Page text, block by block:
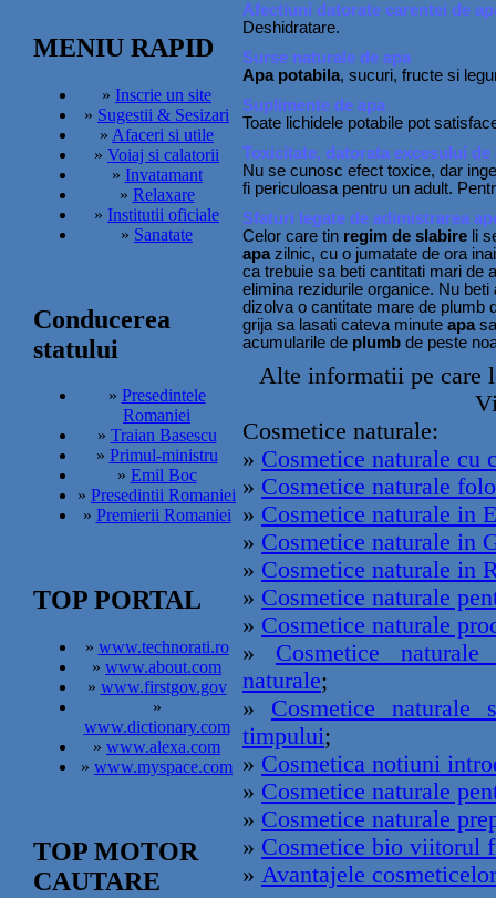
MENIU RAPID
» Inscrie un site
» Sugestii & Sesizari
» Afaceri si utile
» Voiaj si calatorii
» Invatamant
» Relaxare
» Institutii oficiale
» Sanatate
Conducerea
statului
» Presedintele
Romaniei
» Traian Basescu
» Primul-ministru
» Emil Boc
» Presedintii Romaniei
» Premierii Romaniei
TOP PORTAL
» www.technorati.ro
» www.about.com
» www.firstgov.gov
»
www.dictionary.com
» www.alexa.com
» www.myspace.com
TOP MOTOR
CAUTARE
Afectiuni datorate carentei de
Deshidratare.
Surse naturale de apa
Apa potabila, sucuri, fructe si
Suplimente de apa
Toate lichidele potabile pot
Toxicitate, datorata excesului de
Nu se cunosc efect toxice, dar
fi periculoasa pentru un adult.
Sfaturi legate de adimistrarea
Celor care tin regim de slabire li
apazilnic, cu o jumatate de ora
ca trebuie sa beti cantitati mari de
elimina rezidurile organice. Nu beti
dizolva o cantitate mare de plumb
grija sa lasati cateva minute apasa
acumularile de plumb de peste
Alte informatii pe care
Cosmetice naturale:
» Cosmetice naturale cu
» Cosmetice naturale
» Cosmetice naturale in
» Cosmetice naturale in
» Cosmetice naturale in
» Cosmetice naturale
» Cosmetice naturale
» Cosmetice
naturale;
» Cosmetice
timpului;
» Cosmetica notiuni
» Cosmetice naturale
» Cosmetice naturale
» Cosmetice bio viitorul
» Avantajele